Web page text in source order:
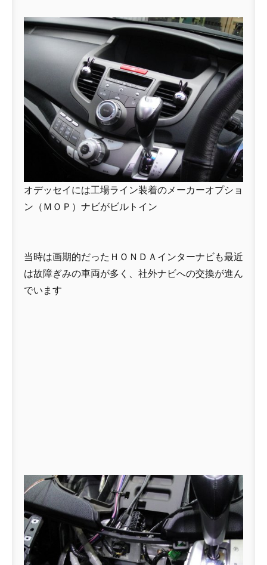
オデッセイには工場ライン装着のメーカーオプショ
ン（ＭＯＰ）ナビがビルトイン
当時は画期的だったＨＯＮＤＡインターナビも最近
は故障ぎみの車両が多く、社外ナビへの交換が進ん
でいます